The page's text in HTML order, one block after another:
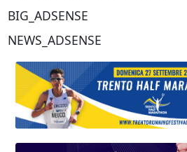
BIG_ADSENSE
NEWS_ADSENSE